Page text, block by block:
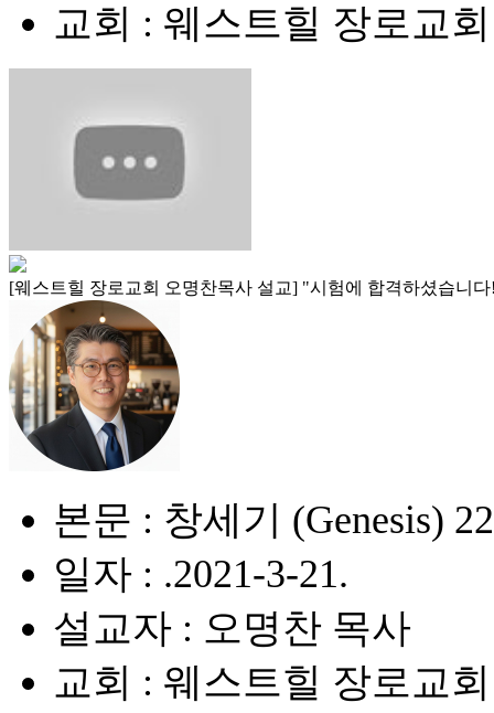
교회 : 웨스트힐 장로교회
[웨스트힐 장로교회 오명찬목사 설교] "시험에 합격하셨습니다!
본문 : 창세기 (Genesis)
일자 : .2021-3-21.
설교자 : 오명찬 목사
교회 : 웨스트힐 장로교회